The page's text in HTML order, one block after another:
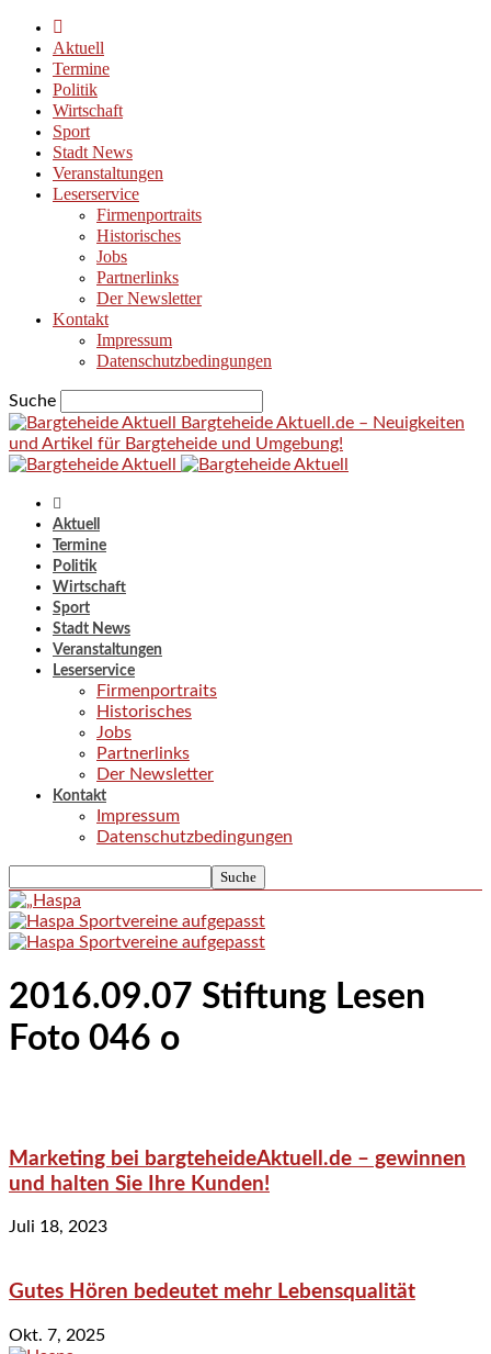
Aktuell
Termine
Politik
Wirtschaft
Sport
Stadt News
Veranstaltungen
Leserservice
Firmenportraits
Historisches
Jobs
Partnerlinks
Der Newsletter
Kontakt
Impressum
Datenschutzbedingungen
Suche
Bargteheide Aktuell.de – Neuigkeiten
und Artikel für Bargteheide und Umgebung!
Aktuell
Termine
Politik
Wirtschaft
Sport
Stadt News
Veranstaltungen
Leserservice
Firmenportraits
Historisches
Jobs
Partnerlinks
Der Newsletter
Kontakt
Impressum
Datenschutzbedingungen
2016.09.07 Stiftung Lesen
Foto 046 o
Marketing bei bargteheideAktuell.de – gewinnen
und halten Sie Ihre Kunden!
Juli 18, 2023
Gutes Hören bedeutet mehr Lebensqualität
Okt. 7, 2025